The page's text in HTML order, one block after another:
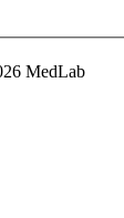
MedLab